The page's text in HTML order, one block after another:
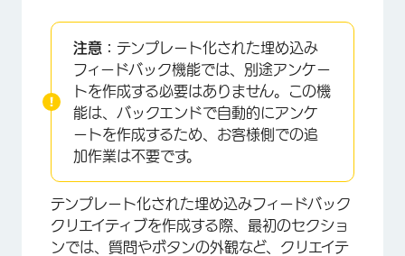
×
注意： テンプレート化された埋め込み
フィードバック機能では、別途アンケー
トを作成する必要はありません。この機
能は、バックエンドで自動的にアンケ
ートを作成するため、お客様側での追
加作業は不要です。
テンプレート化された埋め込みフィードバック
クリエイティブを作成する際、最初のセクショ
ンでは、質問やボタンの外観など、クリエイテ